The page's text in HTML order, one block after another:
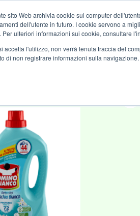
sito Web archivia cookie sul computer
dell'utente in futuro. I cookie servono a
Per ulteriori informazioni sui cookie, consultare
accetta l'utilizzo, non verrà tenuta traccia del
di non registrare informazioni sulla navigazione.
Novità Chi siamo
BUCATO DET.OMINO BIANCO